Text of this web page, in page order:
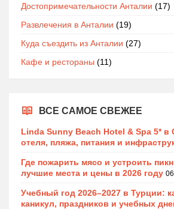
Достопримечательности Анталии (17)
Развлечения в Анталии (19)
Куда съездить из Анталии (27)
Кафе и рестораны (11)
ВСЕ САМОЕ СВЕЖЕЕ
Linda Sunny Beach Hotel & Spa 5* в
отеля, пляжа, питания и
Где пожарить мясо и устроить
лучшие места и цены в 2026 году
Учебный год 2026–2027 в Турции:
каникул, праздников и учебных